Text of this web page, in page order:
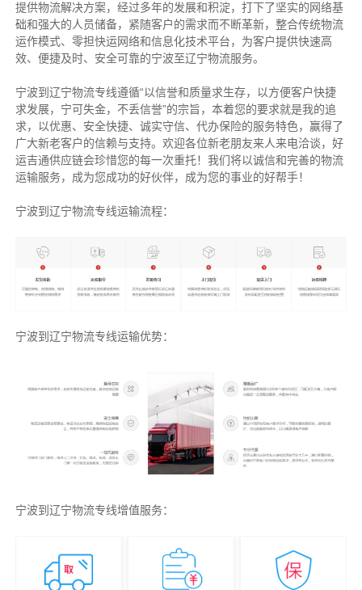
提供物流解决方案，经过多年的发展和积淀，打下了坚实的网络基
础和强大的人员储备，紧随客户的需求而不断革新，整合传统物流
运作模式、零担快运网络和信息化技术平台，为客户提供快速高
效、便捷及时、安全可靠的宁波至辽宁物流服务。
宁波到辽宁物流专线遵循“以信誉和质量求生存，以方便客户快捷
求发展，宁可失金，不丢信誉”的宗旨，本着您的要求就是我的追
求，以优惠、安全快捷、诚实守信、代办保险的服务特色，赢得了
广大新老客户的信赖与支持。欢迎各位新老朋友来人来电洽谈，好
运吉通供应链会珍惜您的每一次重托！我们将以诚信和完善的物流
运输服务，成为您成功的好伙伴，成为您的事业的好帮手！
宁波到辽宁物流专线运输流程：
宁波到辽宁物流专线运输优势：
宁波到辽宁物流专线增值服务：